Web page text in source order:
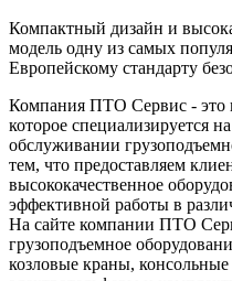
Компактный дизайн и
модель одну из самых
Европейскому стандарту
Компания ПТО Сервис - это
которое специализируется
обслуживании
тем, что предоставляем
высококачественное
эффективной работы в
На сайте компании ПТО
грузоподъемное
козловые краны,